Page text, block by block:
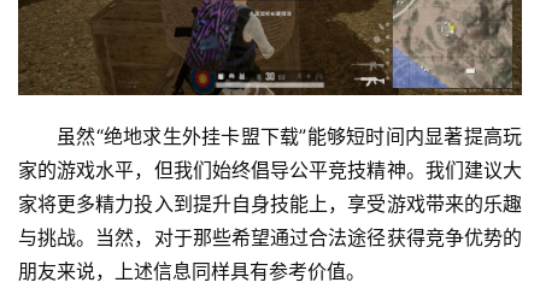
虽然“绝地求生外挂卡盟下载”能够短时间内显著提高玩
家的游戏水平，但我们始终倡导公平竞技精神。我们建议大
家将更多精力投入到提升自身技能上，享受游戏带来的乐趣
与挑战。当然，对于那些希望通过合法途径获得竞争优势的
朋友来说，上述信息同样具有参考价值。